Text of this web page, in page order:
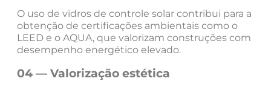
O uso de vidros de controle solar contribui para a
obtenção de certificações ambientais como o
LEED e o AQUA, que valorizam construções com
desempenho energético elevado.
04 — Valorização estética